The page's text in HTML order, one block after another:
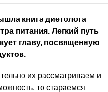
книга диетолога
питания. Легкий путь
главу, посвященную
их рассматриваем и
то стараемся